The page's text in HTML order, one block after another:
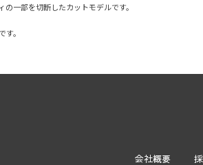
一部を切断したカットモデルです。
。
会社概要